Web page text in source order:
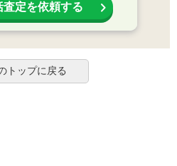
査定を依頼する
トップに戻る